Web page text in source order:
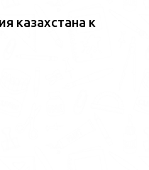
казахстана к